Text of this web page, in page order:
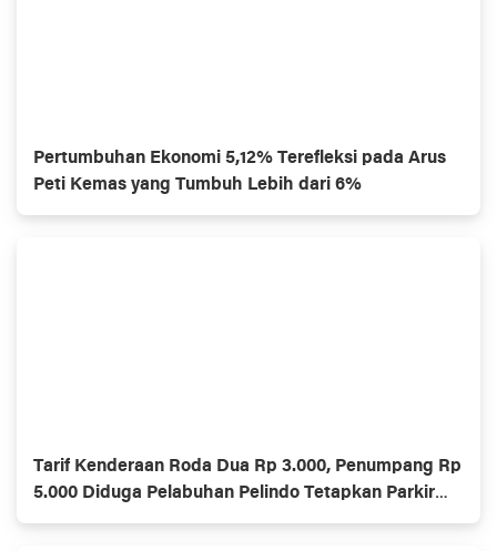
Pertumbuhan Ekonomi 5,12% Terefleksi pada Arus
Peti Kemas yang Tumbuh Lebih dari 6%
Tarif Kenderaan Roda Dua Rp 3.000, Penumpang Rp
5.000 Diduga Pelabuhan Pelindo Tetapkan Parkir
Ilegal